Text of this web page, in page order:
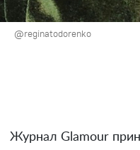
@reginatodorenko
Журнал Glamour